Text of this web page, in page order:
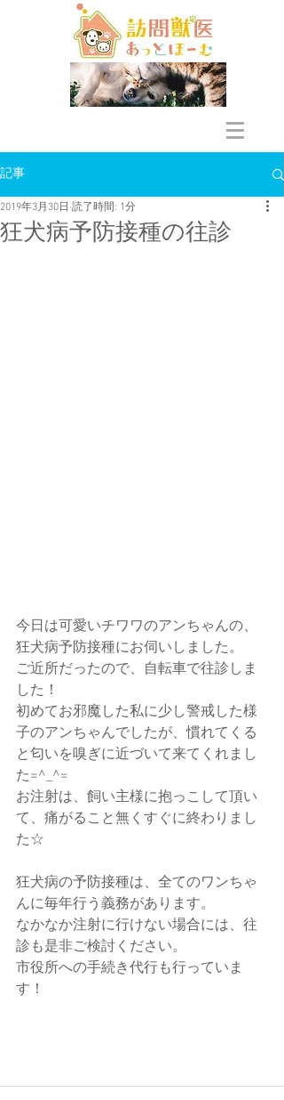
記事
狂犬病予防接種の往診
2019年3月30日 読了時間: 1分
今日は可愛いチワワのアンちゃんの、
狂犬病予防接種にお伺いしました。
ご近所だったので、自転車で往診しま
した！
初めてお邪魔した私に少し警戒した様
子のアンちゃんでしたが、慣れてくる
と匂いを嗅ぎに近づいて来てくれまし
た=^_^=
お注射は、飼い主様に抱っこして頂い
て、痛がること無くすぐに終わりまし
た☆
狂犬病の予防接種は、全てのワンちゃ
んに毎年行う義務があります。
なかなか注射に行けない場合には、往
診も是非ご検討ください。
市役所への手続き代行も行っていま
す！